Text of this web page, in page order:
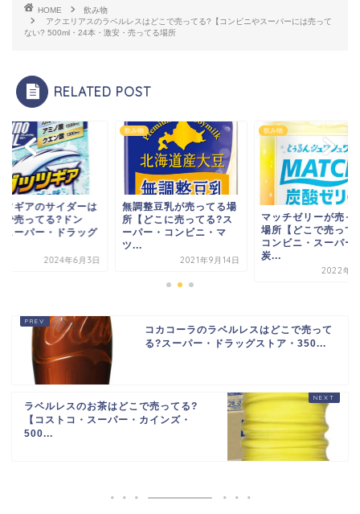
HOME
飲み物
アクエリアスのラベルレスはどこで売ってる?【コンビニやスーパーには売って
ない? 500ml・24本・激安・売ってる場所
RELATED POST
ツギアのサイダーは
で売ってる?ドン
スーパー・ドラッグ
2024年6月3日
飲み物
無調整豆乳が売ってる場
所【どこに売ってる?ス
ーパー・コンビニ・マ
ツ...
2021年9月14日
飲み物
マッチゼリーが売っ
場所【どこで売って
コンビニ・スーパー
炭...
2022年8
コカコーラのラベルレスはどこで売って
る?スーパー・ドラッグストア・350...
ラベルレスのお茶はどこで売ってる?
【コストコ・スーパー・カインズ・
500...